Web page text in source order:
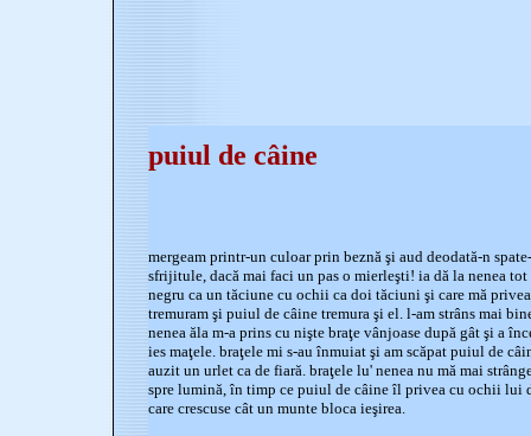
puiul de câine
mergeam printr-un culoar prin beznă şi aud deodată-n
sfrijitule, dacă mai faci un pas o mierleşti! ia dă la nenea
negru ca un tăciune cu ochii ca doi tăciuni şi care mă
tremuram şi puiul de câine tremura şi el. l-am strâns mai
nenea ăla m-a prins cu nişte braţe vânjoase după gât şi a
ies maţele. braţele mi s-au înmuiat şi am scăpat puiul de
auzit un urlet ca de fiară. braţele lu' nenea nu mă mai
spre lumină, în timp ce puiul de câine îl privea cu ochii lui
care crescuse cât un munte bloca ieşirea.